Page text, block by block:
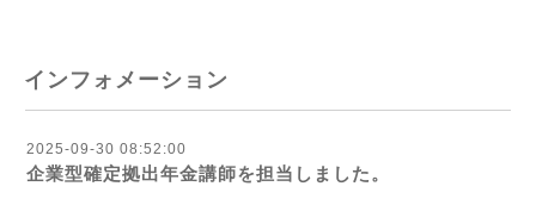
インフォメーション
2025-09-30 08:52:00
企業型確定拠出年金講師を担当しました。